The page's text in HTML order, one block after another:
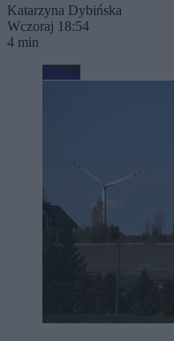
Katarzyna Dybińska
Wczoraj 18:54
4 min
Biznes